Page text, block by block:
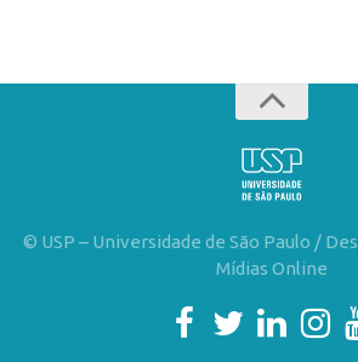
© USP – Universidade de São Paulo /
Mídias Online